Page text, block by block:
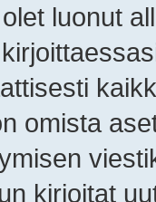
luonut
omista
kirjoitat